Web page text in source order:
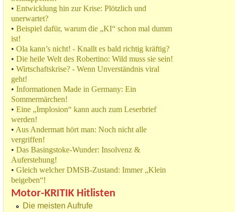
• Entwicklung hin zur Krise: Plötzlich und
unerwartet?
• Beispiel dafür, warum die „KI“ schon mal dumm
ist!
• Ola kann’s nicht! - Knallt es bald richtig kräftig?
• Die heile Welt des Robertino: Wild muss sie sein!
• Wirtschaftskrise? - Wenn Unverständnis viral
geht!
• Informationen Made in Germany: Ein
Sommermärchen!
• Eine „Implosion“ kann auch zum Leserbrief
werden!
• Aus Andermatt hört man: Noch nicht alle
vergriffen!
• Das Basingstoke-Wunder: Insolvenz &
Auferstehung!
• Gleich welcher DMSB-Zustand: Immer „Klein
beigeben“!
Motor-KRITIK Hitlisten
Die meisten Aufrufe